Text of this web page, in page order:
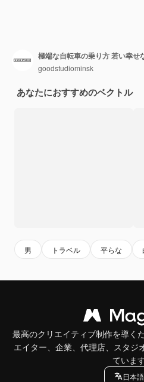
goodstudiominsk
あなたにおすすめのベクトル
男 トラベル 平らな
最高のクリエイティブ制作を導く
エイター、企業、代理店、スタジ
ています
日本語